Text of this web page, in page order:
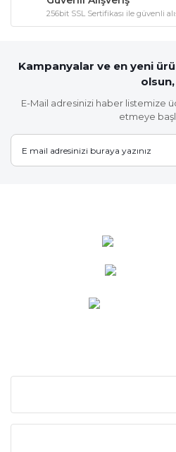
256bit SSL Sertifikası ile güvenli
Kampanyalar ve en yeni
olsun,
E-Mail adresinizi haber listemize
etmeye